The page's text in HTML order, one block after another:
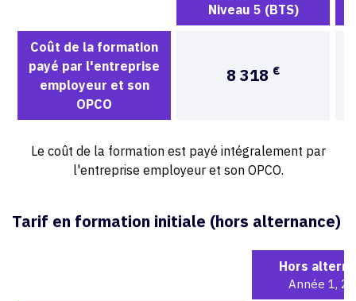
Niveau 5 (BTS)
Coût de la formation
payé par l'entreprise
employeur et son
OPCO
8 318 €
Le coût de la formation est payé intégralement par
l'entreprise employeur et son OPCO.
Tarif en formation initiale (hors alternance)
Hors
Année 1, 2